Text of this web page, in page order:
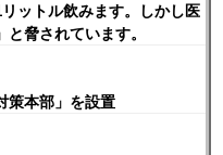
ットル飲みます。しかし医
脅されています。
策本部」を設置